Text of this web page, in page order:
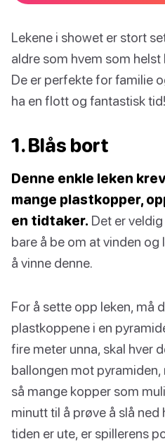
Lekene i showet er stort
aldre som hvem som
De er perfekte for familie
ha en flott og fantastisk tid!
1. Blås bort
Denne enkle leken
mange plastkopper,
en tidtaker. Det er
bare å be om at vinden
å vinne denne.
For å sette opp leken, må
plastkoppene i en
fire meter unna, skal hver
ballongen mot
så mange kopper som
minutt til å prøve å slå ned
tiden er ute, er spillerens